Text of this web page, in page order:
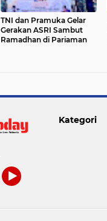
TNI dan Pramuka Gelar
Gerakan ASRI Sambut
Ramadhan di Pariaman
Kategori